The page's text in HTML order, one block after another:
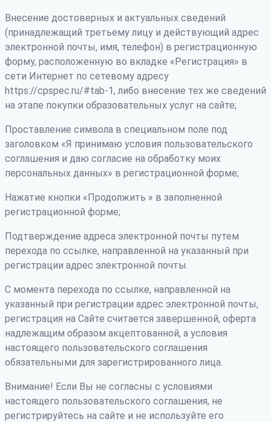
Внесение достоверных и актуальных сведений
(принадлежащий третьему лицу и действующий адрес
электронной почты, имя, телефон) в регистрационную
форму, расположенную во вкладке «Регистрация» в
сети Интернет по сетевому адресу
https://cpspec.ru/#tab-1, либо внесение тех же сведений
на этапе покупки образовательных услуг на сайте;
Проставление символа в специальном поле под
заголовком «Я принимаю условия пользовательского
соглашения и даю согласие на обработку моих
персональных данных» в регистрационной форме;
Нажатие кнопки «Продолжить » в заполненной
регистрационной форме;
Подтверждение адреса электронной почты путем
перехода по ссылке, направленной на указанный при
регистрации адрес электронной почты.
С момента перехода по ссылке, направленной на
указанный при регистрации адрес электронной почты,
регистрация на Сайте считается завершенной, оферта
надлежащим образом акцептованной, а условия
настоящего пользовательского соглашения
обязательными для зарегистрированного лица.
Внимание! Если Вы не согласны с условиями
настоящего пользовательского соглашения, не
регистрируйтесь на сайте и не используйте его